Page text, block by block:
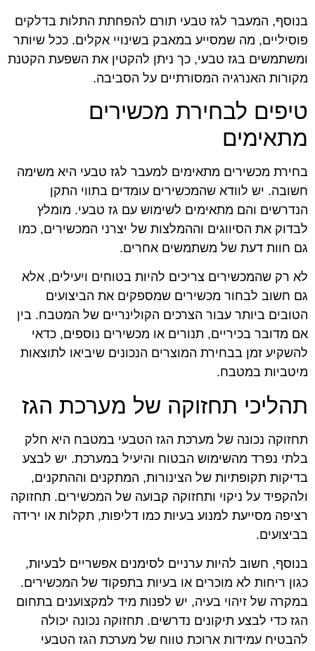
בנוסף, המעבר לגז טבעי תורם להפחתת התלות בדלקים
פוסיליים, מה שמסייע במאבק בשינויי אקלים. ככל שיותר
ומשתמשים בגז טבעי, כך ניתן להקטין את השפעת הקטנת
מקורות האנרגיה המסורתיים על הסביבה.
טיפים לבחירת מכשירים
מתאימים
בחירת מכשירים מתאימים למעבר לגז טבעי היא משימה
חשובה. יש לוודא שהמכשירים עומדים בתווי התקן
הנדרשים והם מתאימים לשימוש עם גז טבעי. מומלץ
לבדוק את הסיווגים וההמלצות של יצרני המכשירים, כמו
גם חוות דעת של משתמשים אחרים.
לא רק שהמכשירים צריכים להיות בטוחים ויעילים, אלא
גם חשוב לבחור מכשירים שמספקים את הביצועים
הטובים ביותר עבור הצרכים הקולינריים של המטבח. בין
אם מדובר בכיריים, תנורים או מכשירים נוספים, כדאי
להשקיע זמן בבחירת המוצרים הנכונים שיביאו לתוצאות
מיטביות במטבח.
תהליכי תחזוקה של מערכת הגז
תחזוקה נכונה של מערכת הגז הטבעי במטבח היא חלק
בלתי נפרד מהשימוש הבטוח והיעיל במערכת. יש לבצע
בדיקות תקופתיות של הצינורות, המתקנים וההתקנים,
ולהקפיד על ניקוי ותחזוקה קבועה של המכשירים. תחזוקה
רציפה מסייעת למנוע בעיות כמו דליפות, תקלות או ירידה
בביצועים.
בנוסף, חשוב להיות ערניים לסימנים אפשריים לבעיות,
כגון ריחות לא מוכרים או בעיות בתפקוד של המכשירים.
במקרה של זיהוי בעיה, יש לפנות מיד למקצוענים בתחום
הגז כדי לבצע תיקונים נדרשים. תחזוקה נכונה יכולה
להבטיח עמידות ארוכת טווח של מערכת הגז הטבעי